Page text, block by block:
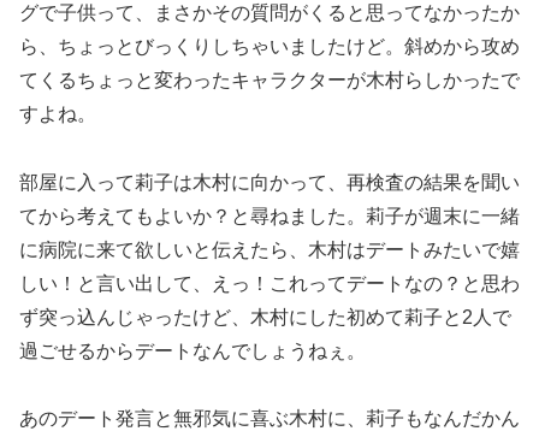
グで子供って、まさかその質問がくると思ってなかったか
ら、ちょっとびっくりしちゃいましたけど。斜めから攻め
てくるちょっと変わったキャラクターが木村らしかったで
すよね。
部屋に入って莉子は木村に向かって、再検査の結果を聞い
てから考えてもよいか？と尋ねました。莉子が週末に一緒
に病院に来て欲しいと伝えたら、木村はデートみたいで嬉
しい！と言い出して、えっ！これってデートなの？と思わ
ず突っ込んじゃったけど、木村にした初めて莉子と2人で
過ごせるからデートなんでしょうねぇ。
あのデート発言と無邪気に喜ぶ木村に、莉子もなんだかん